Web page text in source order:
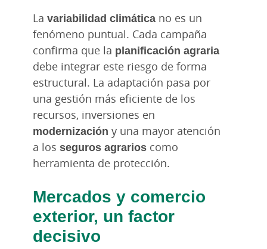
La variabilidad climática no es un
fenómeno puntual. Cada campaña
confirma que la planificación agraria
debe integrar este riesgo de forma
estructural. La adaptación pasa por
una gestión más eficiente de los
recursos, inversiones en
modernización y una mayor atención
a los seguros agrarios como
herramienta de protección.
Mercados y comercio
exterior, un factor
decisivo